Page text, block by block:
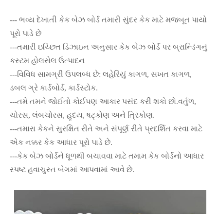
--- ભવ્ય દેખાતી કેક બેઝ બોર્ડ તમારી સુંદર કેક માટે મજબૂત પાયો
પૂરો પાડે છે
---તમારી ઇચ્છિત ડિઝાઇન અનુસાર કેક બેઝ બોર્ડ પર બ્રાન્ડિંગનું
કસ્ટમ હોલસેલ ઉત્પાદન
---વિવિધ સામગ્રી ઉપલબ્ધ છે: લહેરિયું કાગળ, સખત કાગળ,
ડબલ ગ્રે કાર્ડબોર્ડ, કાર્ડસ્ટોક.
---તમે તમને જોઈતો કોઈપણ આકાર પસંદ કરી શકો છો.વર્તુળ,
ચોરસ, લંબચોરસ, હૃદય, ષટ્કોણ અને ત્રિકોણ.
---તમારા કેકને સુરક્ષિત રીતે અને સંપૂર્ણ રીતે પ્રદર્શિત કરવા માટે
એક નક્કર કેક આધાર પૂરો પાડે છે.
---કેક બેઝ બોર્ડને ધૂળથી બચાવવા માટે તમામ કેક બોર્ડનો આધાર
સ્પષ્ટ હવાચુસ્ત બેગમાં આપવામાં આવે છે.